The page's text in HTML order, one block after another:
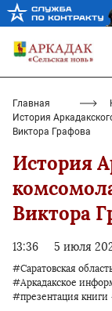
Главная
История
Виктора Графова
История
Виктора
13:36 5 июля
#Саратовская
#Аркадакское
#презентация книги